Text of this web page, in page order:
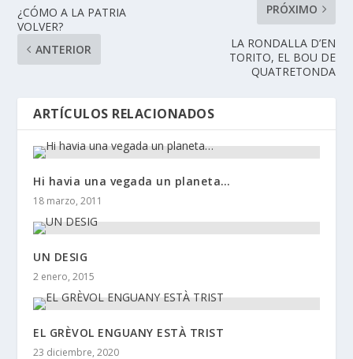
¿CÓMO A LA PATRIA
VOLVER?
ANTERIOR
PRÓXIMO
LA RONDALLA D’EN
TORITO, EL BOU DE
QUATRETONDA
ARTÍCULOS RELACIONADOS
Hi havia una vegada un planeta…
18 marzo, 2011
UN DESIG
2 enero, 2015
EL GRÈVOL ENGUANY ESTÀ TRIST
23 diciembre, 2020